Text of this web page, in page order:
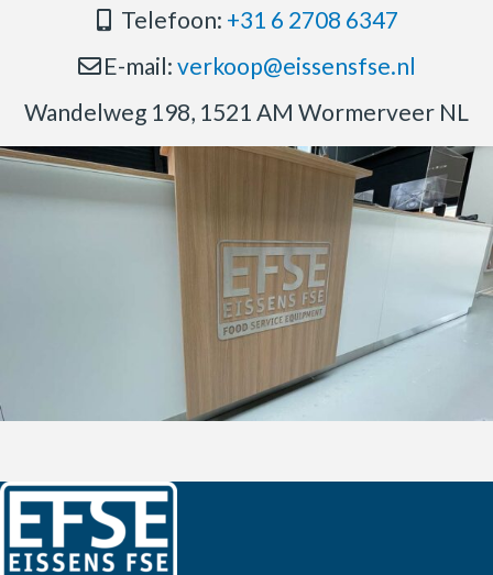
Telefoon: +31 6 2708 6347
E-mail: verkoop@eissensfse.nl
Wandelweg 198, 1521 AM Wormerveer NL